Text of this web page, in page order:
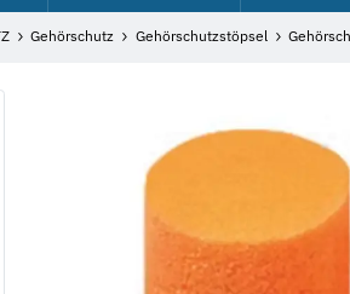
Gehörschutz Gehörschutzstöpsel